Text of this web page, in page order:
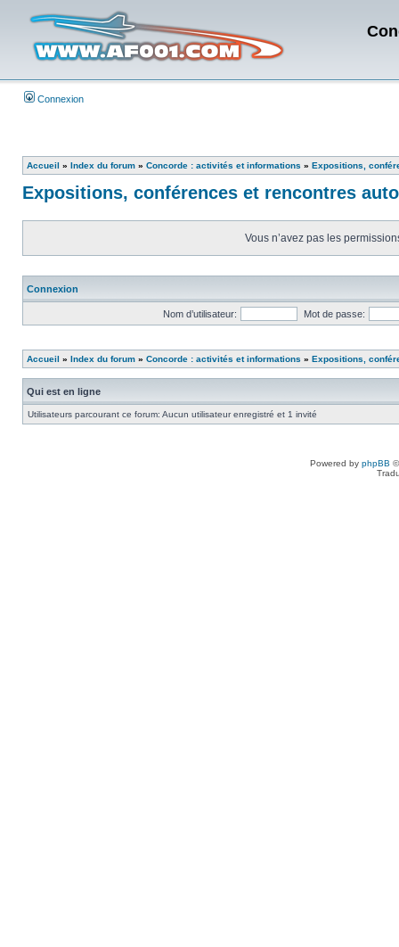
Connexion
Accueil » Index du forum » Concorde : activités et informations » Expositions,
Expositions, conférences et rencontres
Vous n’avez pas les
Connexion
Nom d’utilisateur: Mot de passe:
Accueil » Index du forum » Concorde : activités et informations » Expositions,
Qui est en ligne
Utilisateurs parcourant ce forum: Aucun utilisateur enregistré et 1 invité
Powered by phpBB